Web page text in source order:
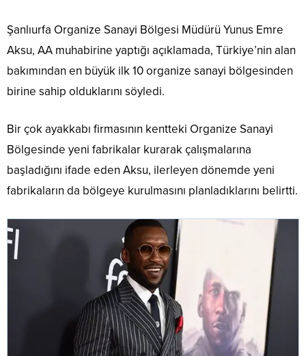
Şanlıurfa Organize Sanayi Bölgesi Müdürü Yunus Emre
Aksu, AA muhabirine yaptığı açıklamada, Türkiye’nin alan
bakımından en büyük ilk 10 organize sanayi bölgesinden
birine sahip olduklarını söyledi.
Bir çok ayakkabı firmasının kentteki Organize Sanayi
Bölgesinde yeni fabrikalar kurarak çalışmalarına
başladığını ifade eden Aksu, ilerleyen dönemde yeni
fabrikaların da bölgeye kurulmasını planladıklarını belirtti.